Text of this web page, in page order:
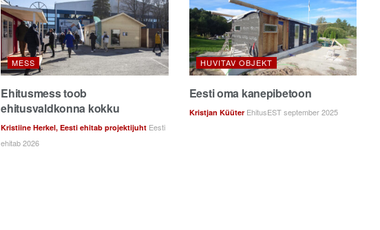
MESS
Ehitusmess toob
ehitusvaldkonna kokku
Kristiine Herkel, Eesti ehitab projektijuht Eesti
ehitab 2026
HUVITAV OBJEKT
Eesti oma kanepibetoon
Kristjan KüüterEhitusEST september 2025